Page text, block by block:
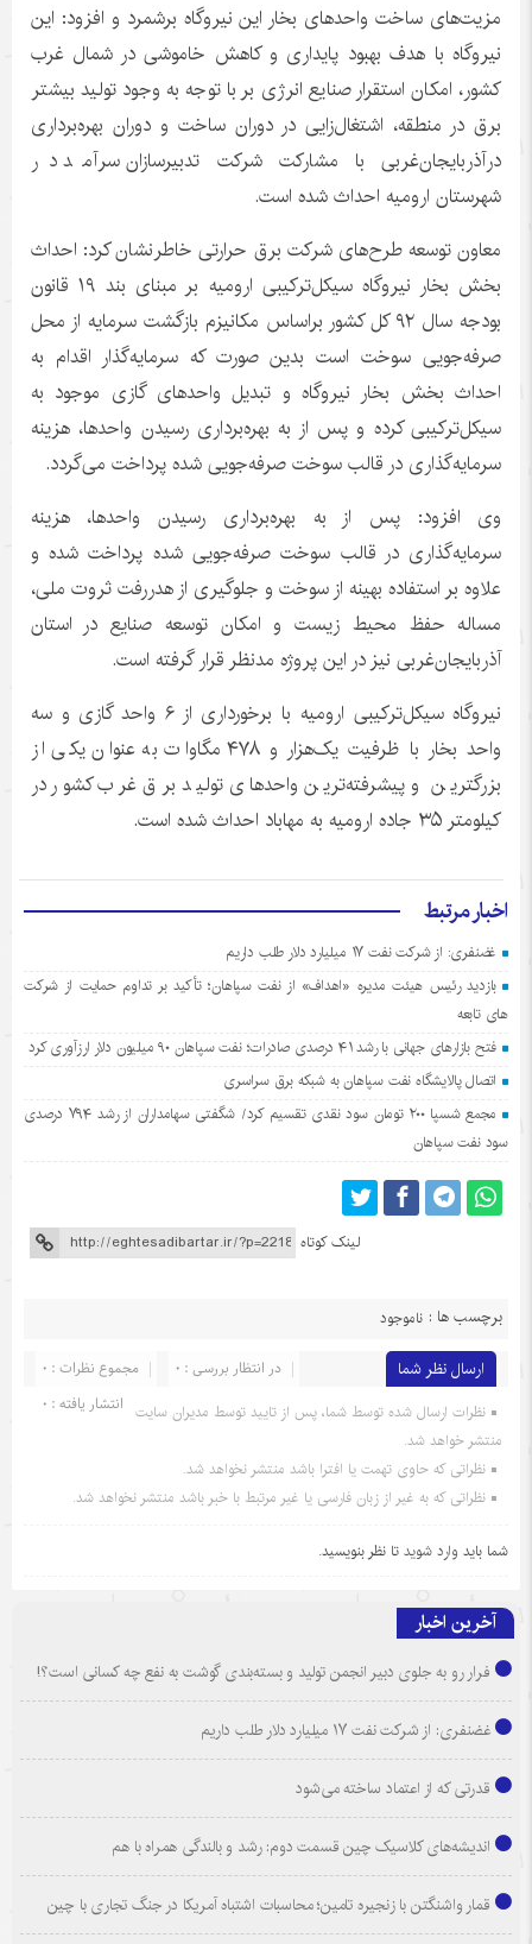
مزیت‌های ساخت واحدهای بخار این نیروگاه برشمرد و افزود: این
نیروگاه با هدف بهبود پایداری و کاهش خاموشی در شمال غرب
کشور، امکان استقرار صنایع انرژی بر با توجه به وجود تولید بیشتر
برق در منطقه، اشتغال‌زایی در دوران ساخت و دوران بهره‌برداری
درآذربایجان‌غربیبا مشارکت شرکت تدبیرسازانسرآمد در
شهرستان ارومیه احداث شده است.
معاون توسعه طرح‌های شرکت برق حرارتی خاطرنشان کرد: احداث
بخش بخار نیروگاه سیکل‌ترکیبی ارومیه بر مبنای بند ۱۹ قانون
بودجه سال ۹۲ کل کشور
براساس مکانیزم بازگشت سرمایه از محل
صرفه‌جویی سوخت است بدین صورت که سرمایه‌گذار اقدام به
احداث بخش بخار نیروگاه و تبدیل واحدهای گازی موجود به
سیکل‌ترکیبی کرده و پس از به بهره‌برداری رسیدن واحدها، هزینه
سرمایه‌گذاری در قالب سوخت صرفه‌جویی شده پرداخت می‌گردد.
وی افزود: پس از به بهره‌برداری رسیدن واحدها، هزینه
سرمایه‌گذاری در قالب سوخت صرفه‌جویی شده پرداخت شده و
علاوه بر استفاده بهینه از سوخت و جلوگیری ازهدررفتثروت ملی،
مساله حفظ محیط زیست و امکان توسعه صنایع در استان
آذربایجان‌غربی نیز در این پروژه مدنظر قرار گرفته است.
نیروگاه سیکل‌ترکیبی ارومیه با برخورداری از ۶ واحد گازی و سه
واحد بخار با ظرفیت یک‌هزار و ۴۷۸ مگاوات به عنوان یکی از
بزرگترین و پیشرفته‌ترین واحدهای تولید برق غرب کشور در
کیلومتر ۳۵ جاده ارومیه به مهاباد احداث شده است.
اخبار مرتبط
غضنفری: از شرکت نفت ۱۷ میلیارد دلار طلب داریم
بازدید رئیس هیئت مدیره «اهداف» از نفت سپاهان؛ تأکید بر تداوم حمایت از شرکت
های تابعه
فتح بازارهای جهانی با رشد ۴۱ درصدی صادرات؛ نفت سپاهان ۹۰ میلیون دلار ارزآوری کرد
اتصال پالایشگاه نفت سپاهان به شبکه برق سراسری
مجمع شسپا ۲۰۰ تومان سود نقدی تقسیم کرد/ شگفتی سهامداران از رشد ۷۹۴ درصدی
سود نفت سپاهان
لینک کوتاه
برچسب ها : ناموجود
ارسال نظر شما مجموع نظرات : 0
در انتظار بررسی : 0
انتشار یافته : 0 نظرات ارسال شده توسط شما، پس از تایید توسط مدیران سایت
منتشر خواهد شد.
نظراتی که حاوی تهمت یا افترا باشد منتشر نخواهد شد.
نظراتی که به غیر از زبان فارسی یا غیر مرتبط با خبر باشد منتشر نخواهد شد.
شما باید وارد شوید تا نظر بنویسید.
آخرین اخبار
فرار رو به جلوی دبیر انجمن تولید و بسته‌بندی گوشت به نفع چه کسانی است؟!
غضنفری: از شرکت نفت ۱۷ میلیارد دلار طلب داریم
قدرتی که از اعتماد ساخته می‌شود
اندیشه‌های کلاسیک چین قسمت دوم: رشد و بالندگی همراه با هم
قمار واشنگتن با زنجیره تامین؛ محاسبات اشتباه آمریکا در جنگ تجاری با چین